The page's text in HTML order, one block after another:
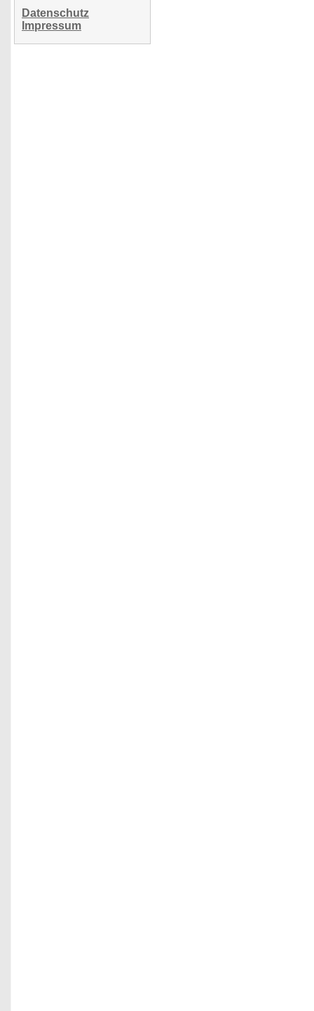
Datenschutz
Impressum